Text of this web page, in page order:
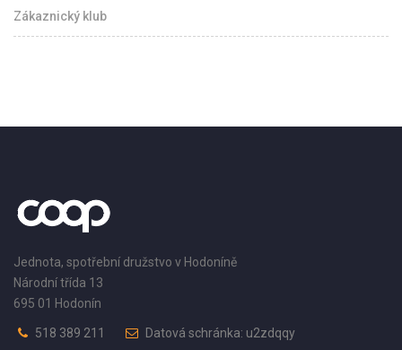
Zákaznický klub
Jednota, spotřební družstvo v Hodoníně
Národní třída 13
695 01 Hodonín
518 389 211
Datová schránka: u2zdqqy